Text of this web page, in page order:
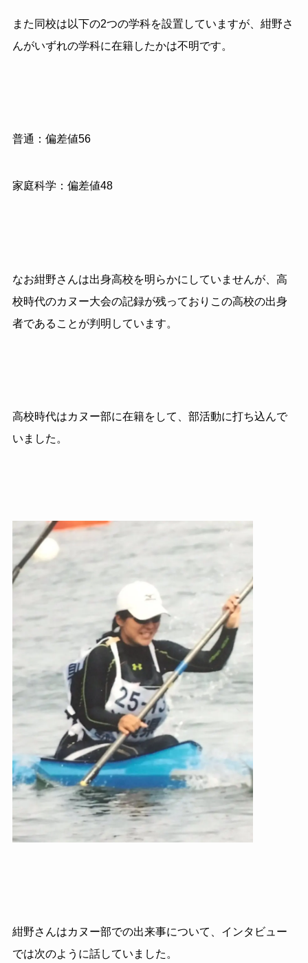
また同校は以下の2つの学科を設置していますが、紺野さ
んがいずれの学科に在籍したかは不明です。
普通：偏差値56
家庭科学：偏差値48
なお紺野さんは出身高校を明らかにしていませんが、高
校時代のカヌー大会の記録が残っておりこの高校の出身
者であることが判明しています。
高校時代はカヌー部に在籍をして、部活動に打ち込んで
いました。
紺野さんはカヌー部での出来事について、インタビュー
では次のように話していました。